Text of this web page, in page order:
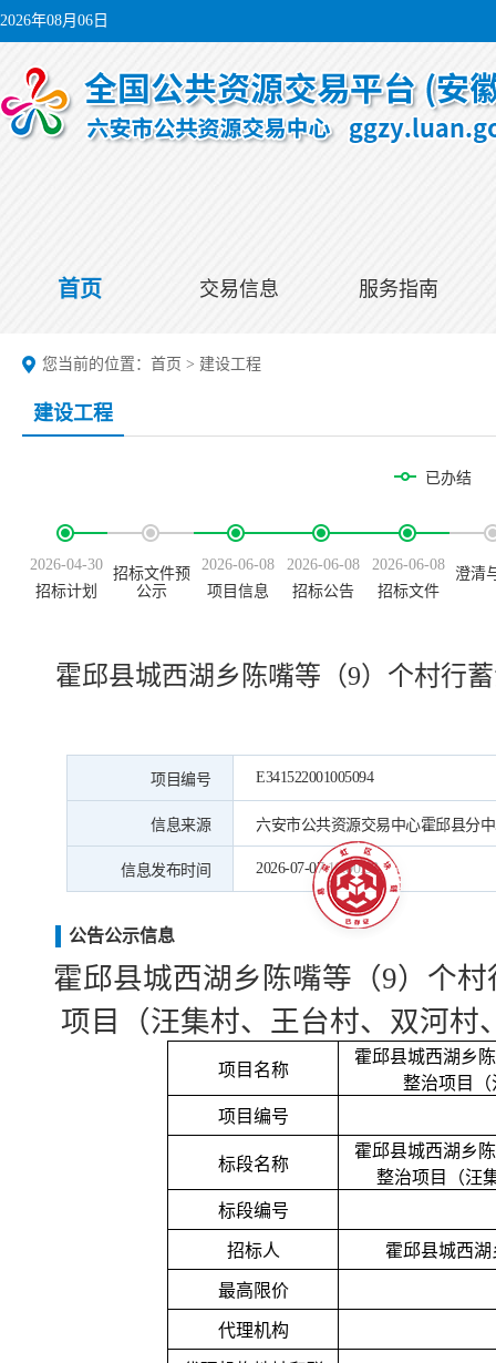
2026年08月06日
首页 交易信息 服务指南
您当前的位置： 首页 > 建设工程
建设工程
已办结
2026-04-30
招标计划
招标文件预
公示
2026-06-08
项目信息
2026-06-08
招标公告
2026-06-08
招标文件
澄清
霍邱县城西湖乡陈嘴等（9）个村行
项目编号 E341522001005094
信息来源 六安市公共资源交易中心霍邱县分
信息发布时间 2026-07-07 16:00:33
公告公示信息
霍邱县城西湖乡陈嘴等（9）个
项目（汪集村、王台村、双河村
项目名称
霍邱县城西湖乡
整治项目
项目编号
标段名称
霍邱县城西湖乡
整治项目（汪
标段编号
招标人 霍邱县城西
最高限价
代理机构